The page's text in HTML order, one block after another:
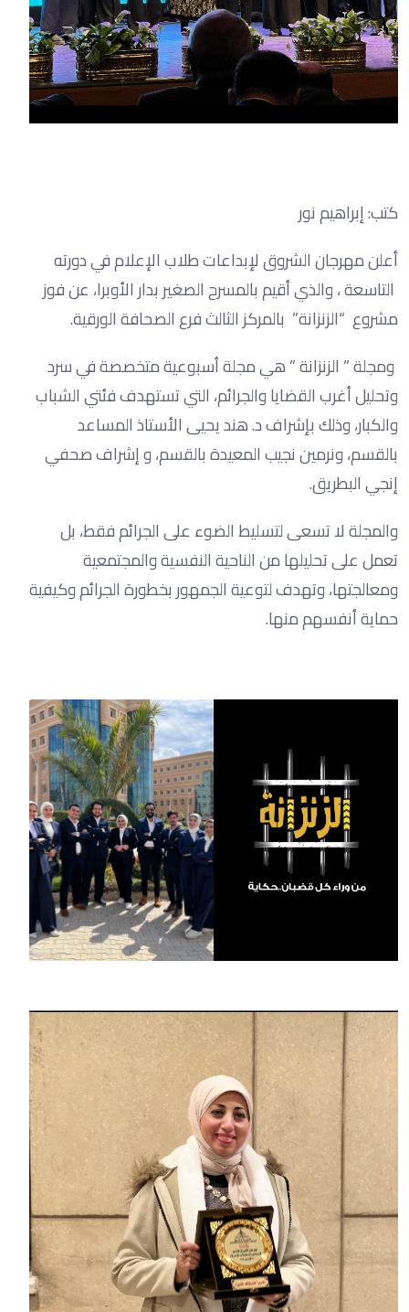
كتب: إبراهيم نور
أعلن مهرجان الشروق لإبداعات طلاب الإعلام في دورته
التاسعة ، والذي أقيم بالمسرح الصغير بدار الأوبرا، عن فوز
مشروع “الزنزانة” بالمركز الثالث فرع الصحافة الورقية.
ومجلة ” الزنزانة ” هي مجلة أسبوعية متخصصة في سرد
وتحليل أغرب القضايا والجرائم، التي تستهدف فئتي الشباب
والكبار، وذلك بإشراف د. هند يحيى الأستاذ المساعد
بالقسم، ونرمين نجيب المعيدة بالقسم، و إشراف صحفي
إنجي البطريق.
والمجلة لا تسعى لتسليط الضوء على الجرائم فقط، بل
تعمل على تحليلها من الناحية النفسية والمجتمعية
ومعالجتها، وتهدف لتوعية الجمهور بخطورة الجرائم وكيفية
حماية أنفسهم منها.